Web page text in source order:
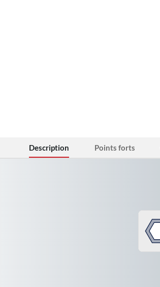
Description Points forts